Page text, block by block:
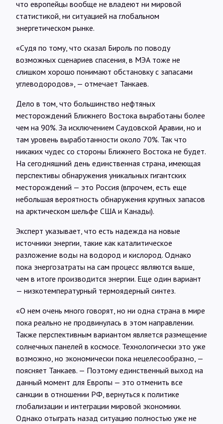
что европейцы вообще не владеют ни мировой
статистикой, ни ситуацией на глобальном
энергетическом рынке.
«Судя по тому, что сказал Бироль по поводу
возможных сценариев спасения, в МЭА тоже не
слишком хорошо понимают обстановку с запасами
углеводородов», — отмечает Танкаев.
Дело в том, что большинство нефтяных
месторождений Ближнего Востока выработаны более
чем на 90%. За исключением Саудовской Аравии, но и
там уровень выработанности около 70%. Так что
никаких чудес со стороны Ближнего Востока не будет.
На сегодняшний день единственная страна, имеющая
перспективы обнаружения уникальных гигантских
месторождений — это Россия (впрочем, есть еще
небольшая вероятность обнаружения крупных запасов
на арктическом шельфе США и Канады).
Эксперт указывает, что есть надежда на новые
источники энергии, такие как каталитическое
разложение воды на водород и кислород. Однако
пока энергозатраты на сам процесс являются выше,
чем в итоге производится энергии. Еще один вариант
— низкотемпературный термоядерный синтез.
«О нем очень много говорят, но ни одна страна в мире
пока реально не продвинулась в этом направлении.
Также перспективным вариантом является размещение
солнечных панелей в космосе. Технологически это уже
возможно, но экономически пока нецелесообразно, —
поясняет Танкаев. — Поэтому единственный выход на
данный момент для Европы — это отменить все
санкции в отношении РФ, вернуться к политике
глобализации и интеграции мировой экономики.
Однако отыграть назад ситуацию полностью уже не